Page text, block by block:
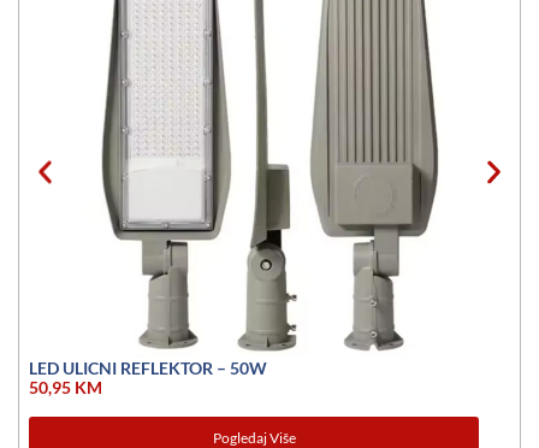
LED ULICNI REFLEKTOR – 50W
50,95 KM
Pogledaj Više